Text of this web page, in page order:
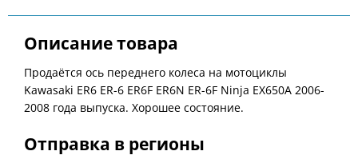
Описание товара
Продаётся ось переднего колеса на мотоциклы
Kawasaki ER6 ER-6 ER6F ER6N ER-6F Ninja EX650A 2006-
2008 года выпуска. Хорошее состояние.
Отправка в регионы